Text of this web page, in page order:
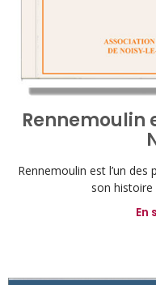
Rennemoulin
Rennemoulin est l’un des
son
En